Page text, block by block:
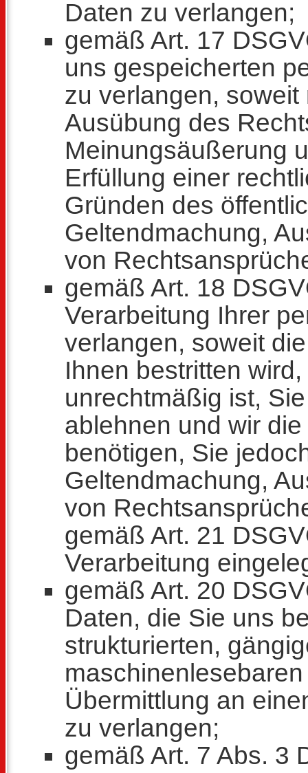
Daten zu verlangen;
gemäß Art. 17
uns gespeicherten
zu verlangen,
Ausübung des
Meinungsäußerung
Erfüllung einer
Gründen des
Geltendmachung,
von
gemäß Art. 18
Verarbeitung Ihrer
verlangen, soweit
Ihnen bestritten
unrechtmäßig ist,
ablehnen und wir
benötigen, Sie
Geltendmachung,
von
gemäß Art. 21
Verarbeitung
gemäß Art. 20
Daten, die Sie uns
strukturierten,
Übermittlung an
zu verlangen;
gemäß Art. 7 Abs. 3